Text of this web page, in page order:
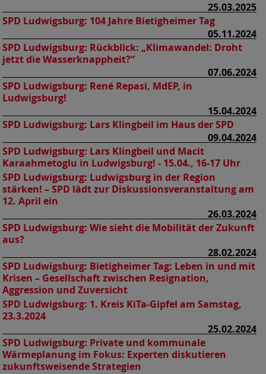
25.03.2025
SPD Ludwigsburg: 104 Jahre Bietigheimer Tag
05.11.2024
SPD Ludwigsburg: Rückblick: „Klimawandel: Droht
jetzt die Wasserknappheit?“
07.06.2024
SPD Ludwigsburg: René Repasi, MdEP, in
Ludwigsburg!
15.04.2024
SPD Ludwigsburg: Lars Klingbeil im Haus der SPD
09.04.2024
SPD Ludwigsburg: Lars Klingbeil und Macit
Karaahmetoglu in Ludwigsburg! - 15.04., 16-17 Uhr
SPD Ludwigsburg: Ludwigsburg in der Region
stärken! – SPD lädt zur Diskussionsveranstaltung am
12. April ein
26.03.2024
SPD Ludwigsburg: Wie sieht die Mobilität der Zukunft
aus?
28.02.2024
SPD Ludwigsburg: Bietigheimer Tag: Leben in und mit
Krisen – Gesellschaft zwischen Resignation,
Aggression und Zuversicht
SPD Ludwigsburg: 1. Kreis KiTa-Gipfel am Samstag,
23.3.2024
25.02.2024
SPD Ludwigsburg: Private und kommunale
Wärmeplanung im Fokus: Experten diskutieren
zukunftsweisende Strategien